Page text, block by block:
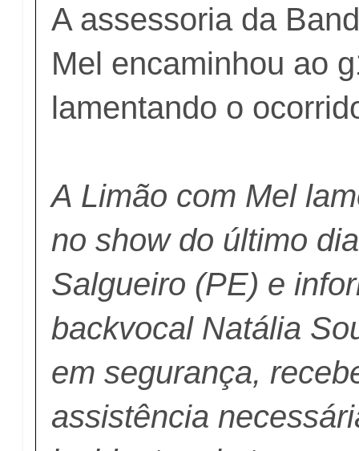
A assessoria da
Mel encaminhou ao
lamentando o
A Limão com Mel
no show do último
Salgueiro (PE) e
backvocal Natália
em segurança,
assistência